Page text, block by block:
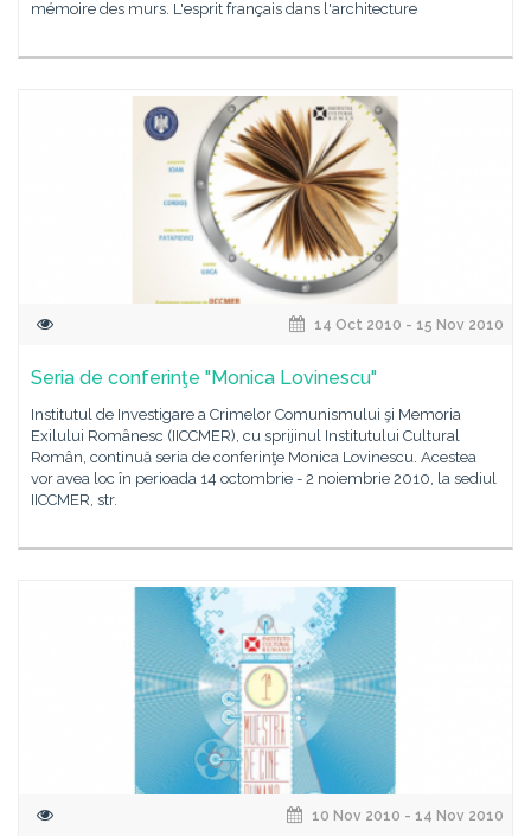
mémoire des murs. L'esprit français dans l'architecture
14 Oct 2010 - 15 Nov 2010
Seria de conferinţe "Monica Lovinescu"
Institutul de Investigare a Crimelor Comunismului şi Memoria
Exilului Românesc (IICCMER), cu sprijinul Institutului Cultural
Român, continuă seria de conferinţe Monica Lovinescu. Acestea
vor avea loc în perioada 14 octombrie - 2 noiembrie 2010, la sediul
IICCMER, str.
10 Nov 2010 - 14 Nov 2010